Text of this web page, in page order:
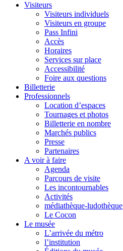
Visiteurs
Visiteurs individuels
Visiteurs en groupe
Pass Infini
Accès
Horaires
Services sur place
Accessibilité
Foire aux questions
Billetterie
Professionnels
Location d’espaces
Tournages et photos
Billetterie en nombre
Marchés publics
Presse
Partenaires
A voir à faire
Agenda
Parcours de visite
Les incontournables
Activités
médiathèque-ludothèque
Le Cocon
Le musée
L’arrivée du métro
l’institution